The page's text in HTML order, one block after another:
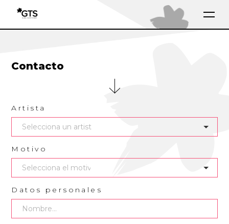
Contacto
Artista
Motivo
Datos personales